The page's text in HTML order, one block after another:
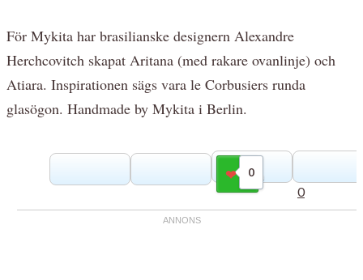
För Mykita har brasilianske designern Alexandre
Herchcovitch skapat Aritana (med rakare ovanlinje) och
Atiara. Inspirationen sägs vara le Corbusiers runda
glasögon. Handmade by Mykita i Berlin.
0
Gilla
0